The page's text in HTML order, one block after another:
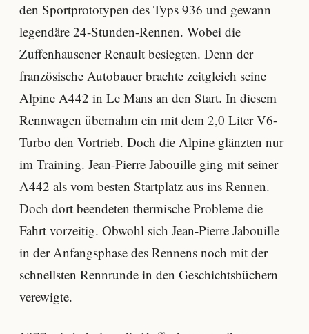
den Sportprototypen des Typs 936 und gewann
legendäre 24-Stunden-Rennen. Wobei die
Zuffenhausener Renault besiegten. Denn der
französische Autobauer brachte zeitgleich seine
Alpine A442 in Le Mans an den Start. In diesem
Rennwagen übernahm ein mit dem 2,0 Liter V6-
Turbo den Vortrieb. Doch die Alpine glänzten nur
im Training. Jean-Pierre Jabouille ging mit seiner
A442 als vom besten Startplatz aus ins Rennen.
Doch dort beendeten thermische Probleme die
Fahrt vorzeitig. Obwohl sich Jean-Pierre Jabouille
in der Anfangsphase des Rennens noch mit der
schnellsten Rennrunde in den Geschichtsbüchern
verewigte.